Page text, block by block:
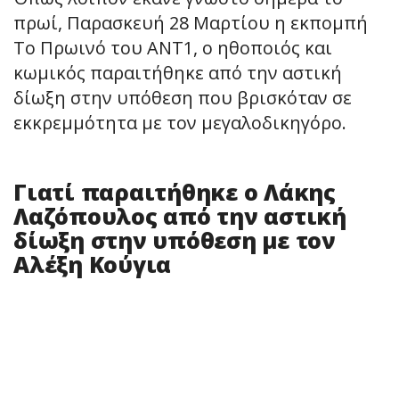
πρωί, Παρασκευή 28 Μαρτίου η εκπομπή
Το Πρωινό του ΑΝΤ1, ο ηθοποιός και
κωμικός παραιτήθηκε από την αστική
δίωξη στην υπόθεση που βρισκόταν σε
εκκρεμμότητα με τον μεγαλοδικηγόρο.
Γιατί παραιτήθηκε ο Λάκης
Λαζόπουλος από την αστική
δίωξη στην υπόθεση με τον
Αλέξη Κούγια